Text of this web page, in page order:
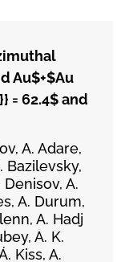
Au$+$Au
= 62.4$ and
A. Adare,
Bazilevsky,
A.
A. Durum,
A. Hadj
A. K.
Kiss, A.